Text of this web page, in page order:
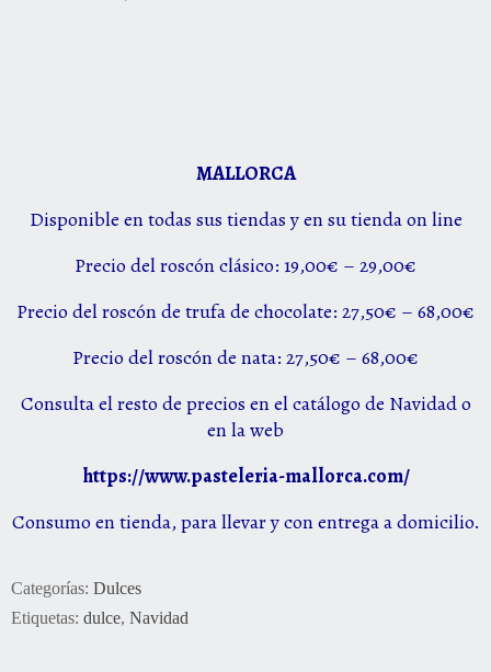
MALLORCA
Disponible en todas sus tiendas y en su tienda on line
Precio delroscónclásico: 19,00€ – 29,00€
Precio delroscónde trufa de chocolate: 27,50€ – 68,00€
Precio delroscónde nata: 27,50€ – 68,00€
Consulta el resto de precios en el catálogo de Navidad o
en la web
https://www.pasteleria-mallorca.com/
Consumo en tienda, para llevar y con entrega a domicilio.
Categorías: Dulces
Etiquetas: dulce, Navidad